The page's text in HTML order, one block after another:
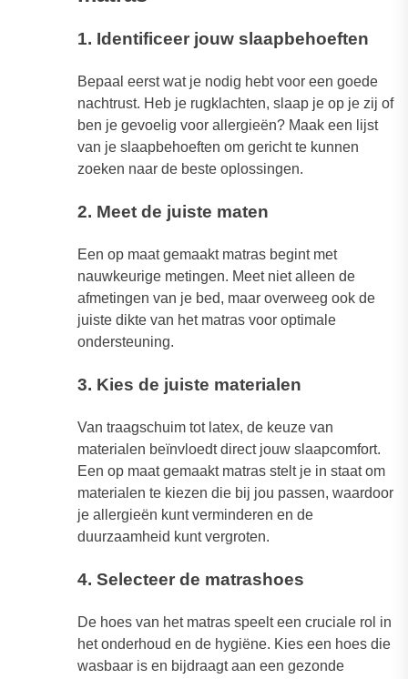
1. Identificeer jouw slaapbehoeften
Bepaal eerst wat je nodig hebt voor een goede
nachtrust. Heb je rugklachten, slaap je op je zij of
ben je gevoelig voor allergieën? Maak een lijst
van je slaapbehoeften om gericht te kunnen
zoeken naar de beste oplossingen.
2. Meet de juiste maten
Een op maat gemaakt matras begint met
nauwkeurige metingen. Meet niet alleen de
afmetingen van je bed, maar overweeg ook de
juiste dikte van het matras voor optimale
ondersteuning.
3. Kies de juiste materialen
Van traagschuim tot latex, de keuze van
materialen beïnvloedt direct jouw slaapcomfort.
Een op maat gemaakt matras stelt je in staat om
materialen te kiezen die bij jou passen, waardoor
je allergieën kunt verminderen en de
duurzaamheid kunt vergroten.
4. Selecteer de matrashoes
De hoes van het matras speelt een cruciale rol in
het onderhoud en de hygiëne. Kies een hoes die
wasbaar is en bijdraagt aan een gezonde